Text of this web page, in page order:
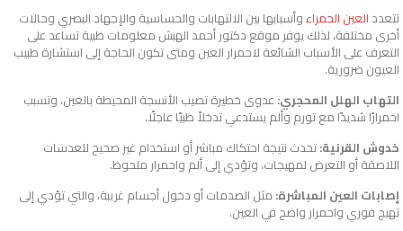
تتعدد العين الحمراءوأسبابها بين الالتهابات والحساسية والإجهاد البصري وحالات
أخرى مختلفة، لذلك يوفر موقع دكتور أحمد الهبش معلومات طبية تساعد على
التعرف على الأسباب الشائعة لاحمرار العين ومتى تكون الحاجة إلى استشارة طبيب
العيون ضرورية.
التهاب الهلل المحجري: عدوى خطيرة تصيب الأنسجة المحيطة بالعين، وتسبب
احمرارًا شديدًا مع تورم وألم يستدعي تدخلاً طبيًا عاجلًا.
خدوش القرنية:تحدث نتيجة احتكاك مباشر أو استخدام غير صحيح للعدسات
اللاصقة أو التعرض لمهيجات، وتؤدي إلى ألم واحمرار ملحوظ.
إصابات العين المباشرة: مثل الصدمات أو دخول أجسام غريبة، والتي تؤدي إلى
تهيج فوري واحمرار واضح في العين.